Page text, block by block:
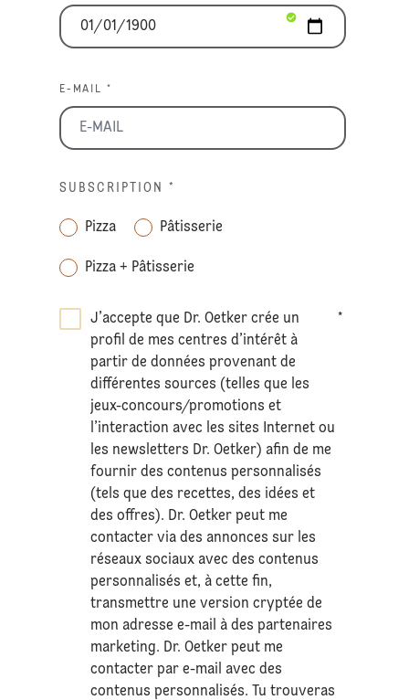
E-MAIL *
SUBSCRIPTION *
Pizza Pâtisserie
Pizza + Pâtisserie
J’accepte que Dr. Oetker crée un
profil de mes centres d’intérêt à
partir de données provenant de
différentes sources (telles que les
jeux-concours/promotions et
l’interaction avec les sites Internet ou
les newsletters Dr. Oetker) afin de me
fournir des contenus personnalisés
(tels que des recettes, des idées et
des offres). Dr. Oetker peut me
contacter via des annonces sur les
réseaux sociaux avec des contenus
personnalisés et, à cette fin,
transmettre une version cryptée de
mon adresse e-mail à des partenaires
marketing. Dr. Oetker peut me
contacter par e-mail avec des
contenus personnalisés. Tu trouveras
*